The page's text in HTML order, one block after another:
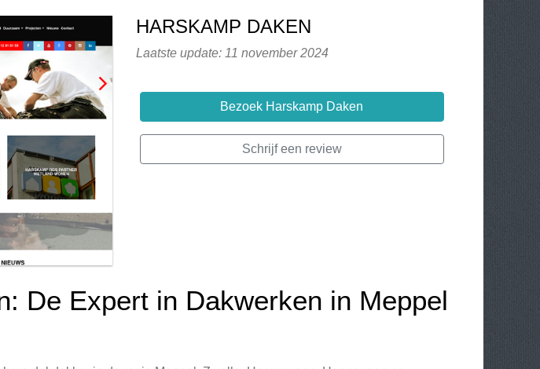
HARSKAMP DAKEN
Laatste update: 11 november 2024
Bezoek Harskamp Daken
Schrijf een review
De Expert in Dakwerken in Meppel